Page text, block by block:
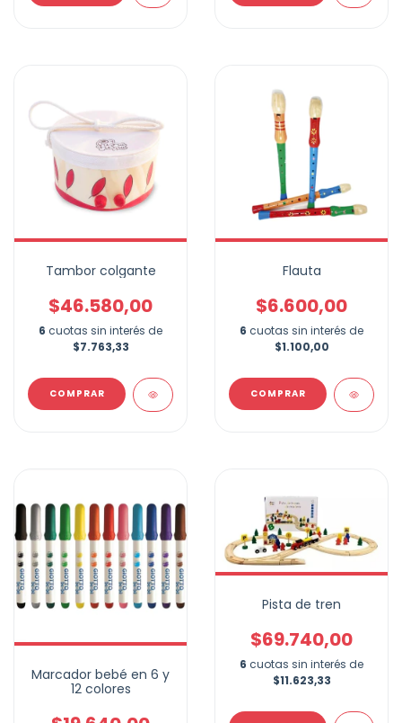
Tambor colgante
$46.580,00
6 cuotas sin interés de
$7.763,33
COMPRAR
Flauta
$6.600,00
6 cuotas sin interés de
$1.100,00
COMPRAR
Marcador bebé en 6 y
12 colores
Pista de tren
$69.740,00
6 cuotas sin interés de
$11.623,33